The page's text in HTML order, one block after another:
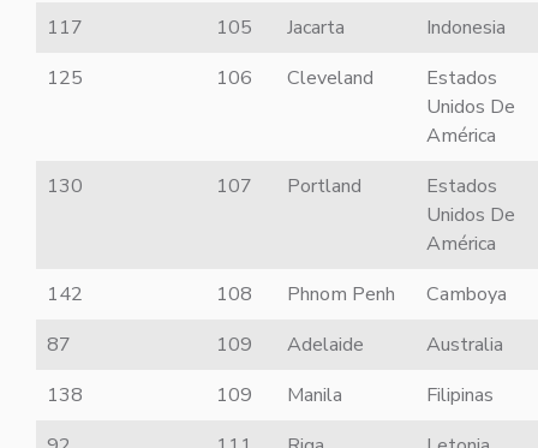
117
105 Jacarta
Indonesia
125
106 Cleveland
Estados
Unidos De
América
130
107 Portland
Estados
Unidos De
América
142
108 Phnom Penh
Camboya
87
109 Adelaide
Australia
138
109 Manila
Filipinas